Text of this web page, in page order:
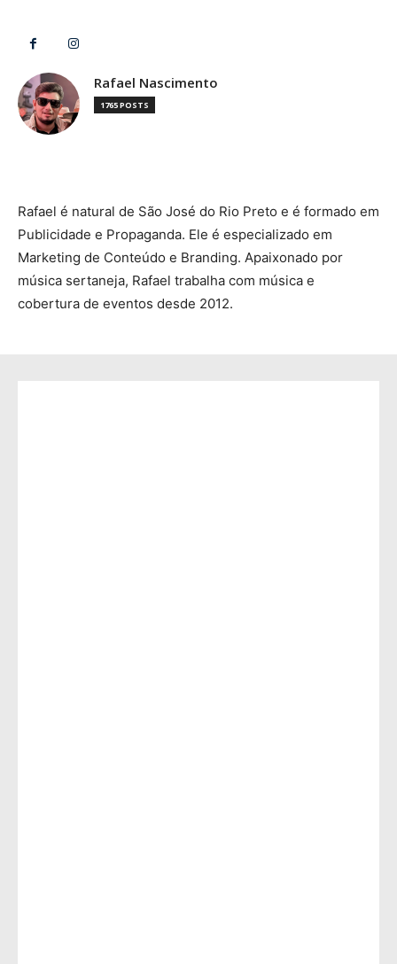
Rafael Nascimento
1765 POSTS
Rafael é natural de São José do Rio Preto e é formado em
Publicidade e Propaganda. Ele é especializado em
Marketing de Conteúdo e Branding. Apaixonado por
música sertaneja, Rafael trabalha com música e
cobertura de eventos desde 2012.